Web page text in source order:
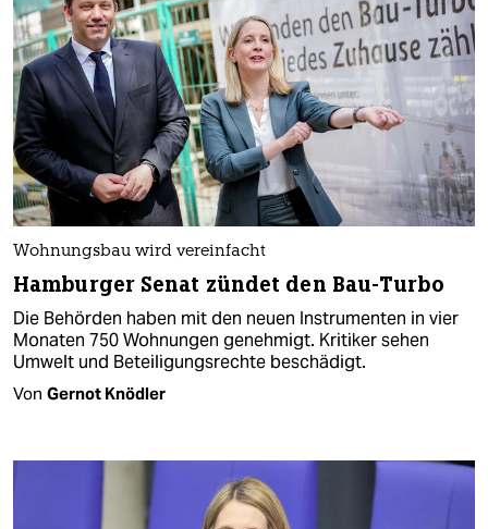
Wohnungsbau wird vereinfacht
Hamburger Senat zündet den Bau-Turbo
Die Behörden haben mit den neuen Instrumenten in vier
Monaten 750 Wohnungen genehmigt. Kritiker sehen
Umwelt und Beteiligungsrechte beschädigt.
Von Gernot Knödler